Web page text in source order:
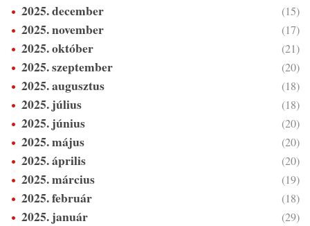
2025. december (15)
2025. november (17)
2025. október (21)
2025. szeptember (20)
2025. augusztus (18)
2025. július (18)
2025. június (20)
2025. május (20)
2025. április (20)
2025. március (19)
2025. február (18)
2025. január (29)